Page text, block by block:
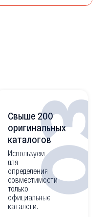
Свыше 200
оригинальных
каталогов
Используем
для
определения
совместимости
только
официальные
каталоги.